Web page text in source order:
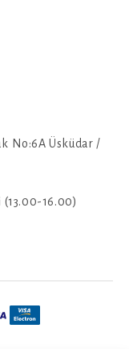
No:6A Üsküdar /
16.00)